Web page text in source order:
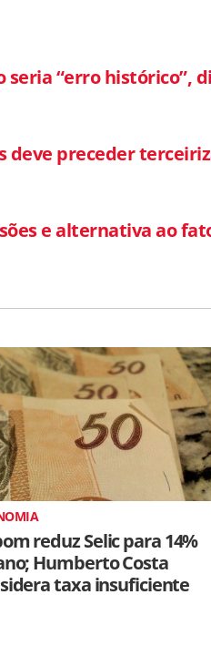
“erro histórico”,
preceder
e alternativa ao
reduz Selic para 14%
Humberto Costa
taxa insuficiente